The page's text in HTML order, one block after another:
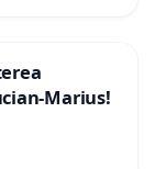
Marius!